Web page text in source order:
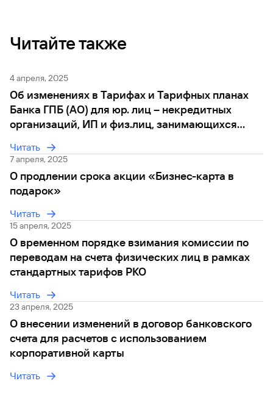
попасться
мошенникам?
Помощь по
действующему
Оформить
страхование
карты
онлайн
Оператор
электронных
денежных
средств
Быстрый
поиск
по
сайту
Вклады
Дистанционные
Стать
клиентом
Газпромбанка
онлайн
Открытый
API
курсов
валют и
металлов
поиск
по
сайту
Вклады
открытия
счета
Быстрый
поиск
по
Вклады
Читайте также
4 апреля, 2025
Об изменениях в Тарифах и Тарифных планах
Банка ГПБ (АО) для юр. лиц – некредитных
организаций, ИП и физ.лиц, занимающихся
Читать
7 апреля, 2025
О продлении срока акции «Бизнес-карта в
подарок»
Читать
15 апреля, 2025
О временном порядке взимания комиссии по
переводам на счета физических лиц в рамках
стандартных тарифов РКО
Читать
23 апреля, 2025
О внесении изменений в договор банковского
счета для расчетов с использованием
корпоративной карты
Читать